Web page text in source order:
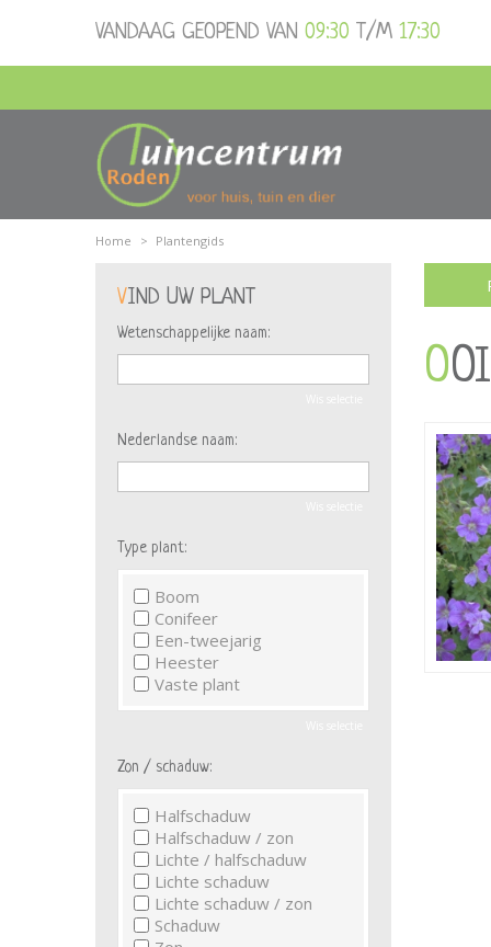
Home > Plantengids
VANDAAG GEOPEND VAN 09:30 T/M 17:30
VIND UW PLANT
Wetenschappelijke naam:
Nederlandse naam:
Type plant:
Boom
Conifeer
Een-tweejarig
Heester
Vaste plant
Zon / schaduw:
Halfschaduw
Halfschaduw / zon
Lichte / halfschaduw
Lichte schaduw
Lichte schaduw / zon
Schaduw